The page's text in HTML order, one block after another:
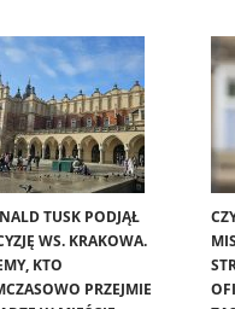
TUSK PODJĄŁ
WS. KRAKOWA.
KTO
PRZEJMIE